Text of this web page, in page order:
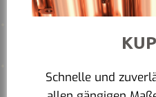
Schnelle und